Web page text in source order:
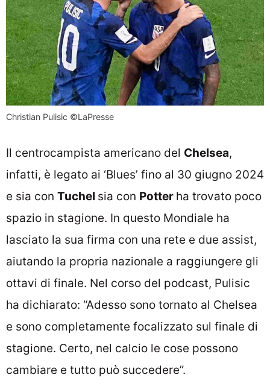
Christian Pulisic ©LaPresse
Il centrocampista americano del Chelsea,
infatti, è legato ai ‘Blues’ fino al 30 giugno 2024
e sia con Tuchel sia con Potter ha trovato poco
spazio in stagione. In questo Mondiale ha
lasciato la sua firma con una rete e due assist,
aiutando la propria nazionale a raggiungere gli
ottavi di finale. Nel corso del podcast, Pulisic
ha dichiarato: “Adesso sono tornato al Chelsea
e sono completamente focalizzato sul finale di
stagione. Certo, nel calcio le cose possono
cambiare e tutto può succedere”.